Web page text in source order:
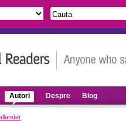
Autori Despre Blog